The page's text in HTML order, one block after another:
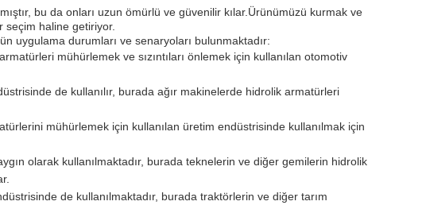
bu da onları uzun ömürlü ve güvenilir kılar.Ürünümüzü kurmak ve
seçim haline getiriyor.
uygulama durumları ve senaryoları bulunmaktadır:
mühürlemek ve sızıntıları önlemek için kullanılan otomotiv
de kullanılır, burada ağır makinelerde hidrolik armatürleri
mühürlemek için kullanılan üretim endüstrisinde kullanılmak için
olarak kullanılmaktadır, burada teknelerin ve diğer gemilerin hidrolik
de kullanılmaktadır, burada traktörlerin ve diğer tarım